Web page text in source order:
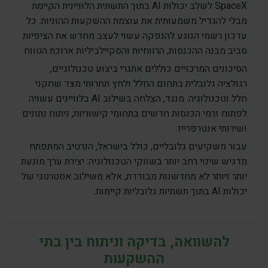
SpaceX לשלב יכולות AI בתוך התשתית הלוויינית הקיימת
מבלי להגדיל משמעותית את עוצמת ההשקעות ההוניות. כל
עדכון רשמי הנוגע להנפקה עשוי לעצב מחדש את הציפיות
סביב מבנה ההכנסות, הרווחיות והסקיילביליות ארוכת הטווח.
הסיכונים המרכזיים כוללים אתגרי ביצוע טכנולוגיים,
רגולציה גלובלית בתחום החלל ולחץ תחרותי מצד שחקני
חלל וטכנולוגיה. מנגד, הצלחה בשילוב AI בלוויינים עשויה
לפתוח זרמי הכנסות חדשים בתחומי קישוריות, ניתוח נתונים
ושירותי אנטרפרייז.
עבור משקיעים גלובליים, כולל בישראל, הנרטיב המתפתח
מדגיש שינוי רחב יותר בשווקי הטכנולוגיה: יצירת ערך מונעת
יותר ויותר לא מחדשנות מבודדת, אלא משילוב אסטרטגי של
יכולות AI בתוך תשתיות גלובליות קיימות.
להשוואה, בדיקה וניתוח בין בתי
ההשקעות